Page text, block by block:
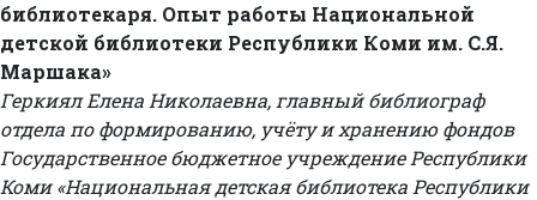
библиотекаря. Опыт работы Национальной
детской библиотеки Республики Коми им. С.Я.
Маршака»
Геркиял Елена Николаевна, главный библиограф
отдела по формированию, учёту и хранению фондов
Государственное бюджетное учреждение Республики
Коми «Национальная детская библиотека Республики